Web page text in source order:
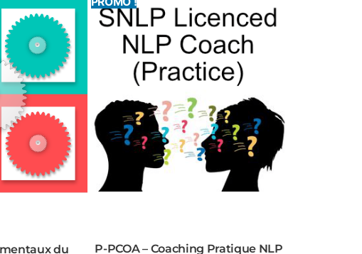
du P-PCOA – Coaching Pratique NLP